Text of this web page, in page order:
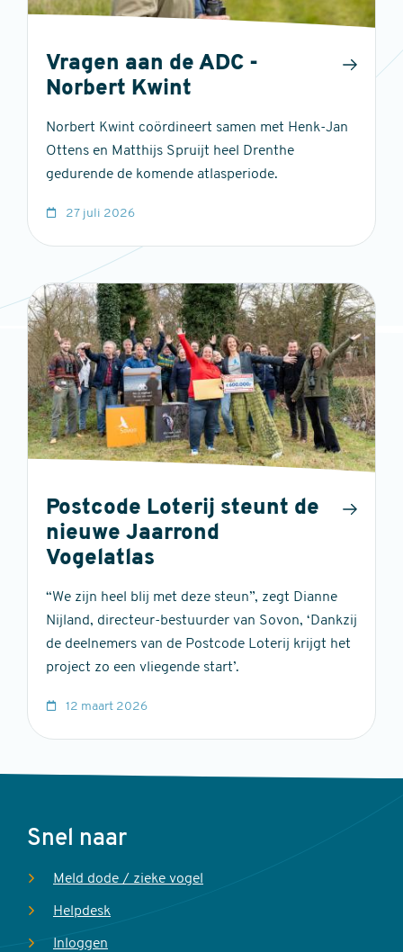
Vragen aan de ADC -
Norbert Kwint
Norbert Kwint coördineert samen met Henk-Jan
Ottens en Matthijs Spruijt heel Drenthe
gedurende de komende atlasperiode.
27 juli 2026
Postcode Loterij steunt de
nieuwe Jaarrond
Vogelatlas
“We zijn heel blij met deze steun”, zegt Dianne
Nijland, directeur-bestuurder van Sovon, ‘Dankzij
de deelnemers van de Postcode Loterij krijgt het
project zo een vliegende start’.
12 maart 2026
Voet
Snel naar
Meld dode / zieke vogel
Helpdesk
Inloggen